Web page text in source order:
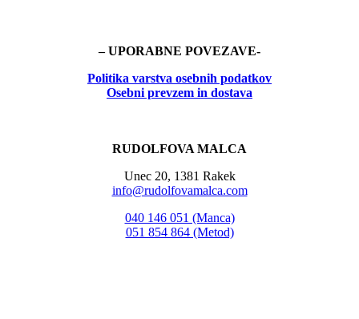
– UPORABNE POVEZAVE-
Politika varstva osebnih podatkov
Osebni prevzem in dostava
RUDOLFOVA MALCA
Unec 20, 1381 Rakek
info@rudolfovamalca.com
040 146 051 (Manca)
051 854 864 (Metod)